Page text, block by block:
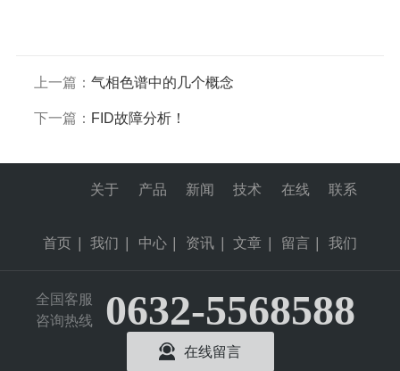
上一篇： 气相色谱中的几个概念
下一篇： FID故障分析！
首页
关于
我们
产品
中心
新闻
资讯
技术
文章
在线
留言
联系
我们
全国客服
咨询热线
0632-5568588
在线留言